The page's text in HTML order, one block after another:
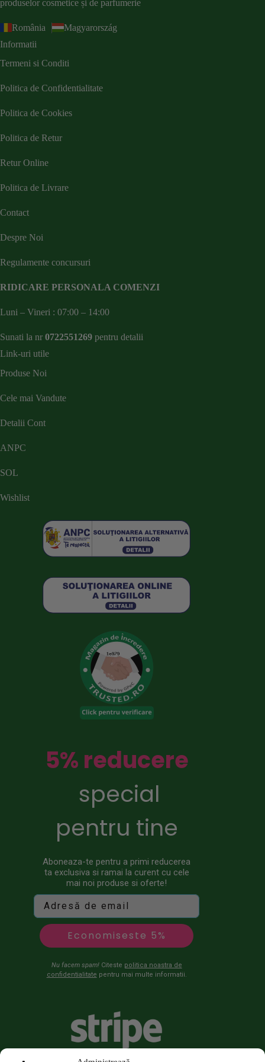
produselor cosmetice și de parfumerie
România
Magyarország
Informatii
Termeni si Conditi
Politica de Confidentialitate
Politica de Cookies
Politica de Retur
Retur Online
Politica de Livrare
Contact
Despre Noi
Regulamente concursuri
RIDICARE PERSONALA COMENZI
Luni – Vineri : 07:00 – 14:00
Sunati la nr 0722551269 pentru detalii
Link-uri utile
Produse Noi
Cele mai Vandute
Detalii Cont
ANPC
SOL
Wishlist
5% reducere
special
pentru tine
Aboneaza-te pentru a primi reducerea
ta exclusiva si ramai la curent cu cele
mai noi produse si oferte!
Economiseste 5%
Nu facem spam!Citeste politica noastra de
confidentialitate pentru mai multe informatii.